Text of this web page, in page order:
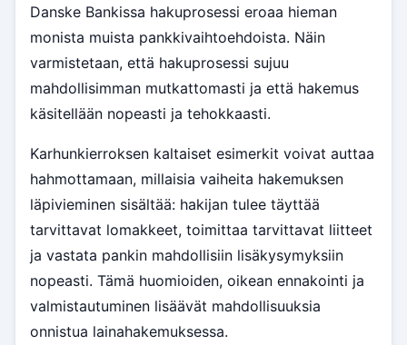
Danske Bankissa hakuprosessi eroaa hieman
monista muista pankkivaihtoehdoista. Näin
varmistetaan, että hakuprosessi sujuu
mahdollisimman mutkattomasti ja että hakemus
käsitellään nopeasti ja tehokkaasti.
Karhunkierroksen kaltaiset esimerkit voivat auttaa
hahmottamaan, millaisia vaiheita hakemuksen
läpivieminen sisältää: hakijan tulee täyttää
tarvittavat lomakkeet, toimittaa tarvittavat liitteet
ja vastata pankin mahdollisiin lisäkysymyksiin
nopeasti. Tämä huomioiden, oikean ennakointi ja
valmistautuminen lisäävät mahdollisuuksia
onnistua lainahakemuksessa.